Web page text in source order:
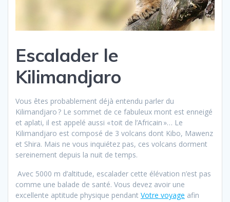
Escalader le
Kilimandjaro
Vous êtes probablement déjà entendu parler du
Kilimandjaro ? Le sommet de ce fabuleux mont est enneigé
et aplati, il est appelé aussi « toit de l’Africain »… Le
Kilimandjaro est composé de 3 volcans dont Kibo, Mawenz
et Shira. Mais ne vous inquiétez pas, ces volcans dorment
sereinement depuis la nuit de temps.
Avec 5000 m d’altitude, escalader cette élévation n’est pas
comme une balade de santé. Vous devez avoir une
excellente aptitude physique pendant Votre voyage afin